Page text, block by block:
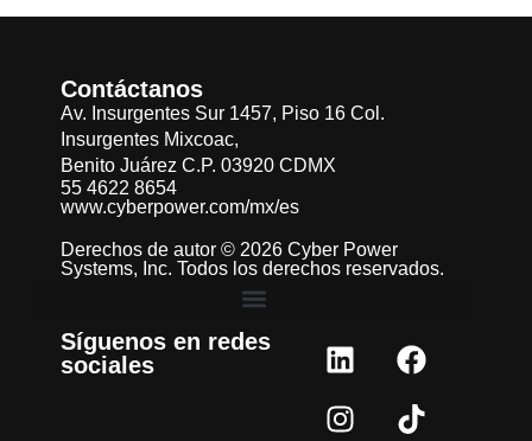
Contáctanos
Av. Insurgentes Sur 1457, Piso 16 Col.
Insurgentes Mixcoac,
Benito Juárez C.P. 03920 CDMX
55 4622 8654
www.cyberpower.com/mx/es
Derechos de autor © 2026 Cyber Power
Systems, Inc. Todos los derechos reservados.
Síguenos en redes
sociales